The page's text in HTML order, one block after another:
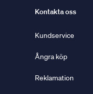
Kontakta oss
Kundservice
Ångra köp
Reklamation